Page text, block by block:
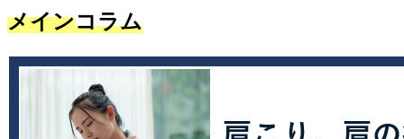
メインコラム